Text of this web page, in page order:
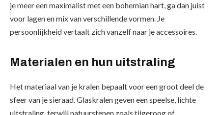
je meer een maximalist met een bohemian hart, ga dan juist
voor lagen en mix van verschillende vormen. Je
persoonlijkheid vertaalt zich vanzelf naar je accessoires.
Materialen en hun uitstraling
Het materiaal van je kralen bepaalt voor een groot deel de
sfeer van je sieraad. Glaskralen geven een speelse, lichte
uitstraling, terwijl natuurstenen zoals tijgeroog of